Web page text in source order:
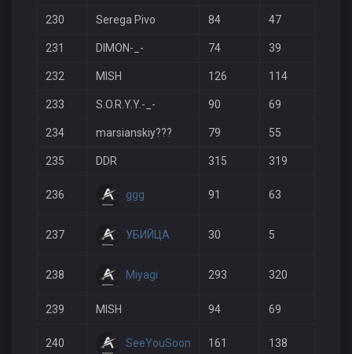
230 Serega Pivo 84 47
231 DIMON-_- 74 39
232 MISH 126 114
233 S.O.R.Y.Y.-_- 90 69
234 marsianskiy??? 79 55
235 DDR 315 319
236 ggg 91 63
237 УБИЙЦА 30 5
238 Miyagi 293 320
239 MISH 94 69
240 SeeYouSoon 161 138